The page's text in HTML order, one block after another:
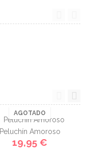
AGOTADO
Peluchín Amoroso
19,95 €